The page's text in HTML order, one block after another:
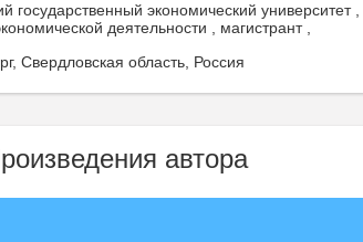
государственный экономический
деятельности , магистрант ,
Свердловская область, Россия
автора